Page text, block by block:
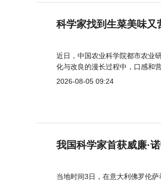
科学家找到生菜美味又
近日，中国农业科学院都市农业
化与改良的漫长过程中，口感和
2026-08-05 09:24
我国科学家首获威廉·
当地时间3日，在意大利佛罗伦